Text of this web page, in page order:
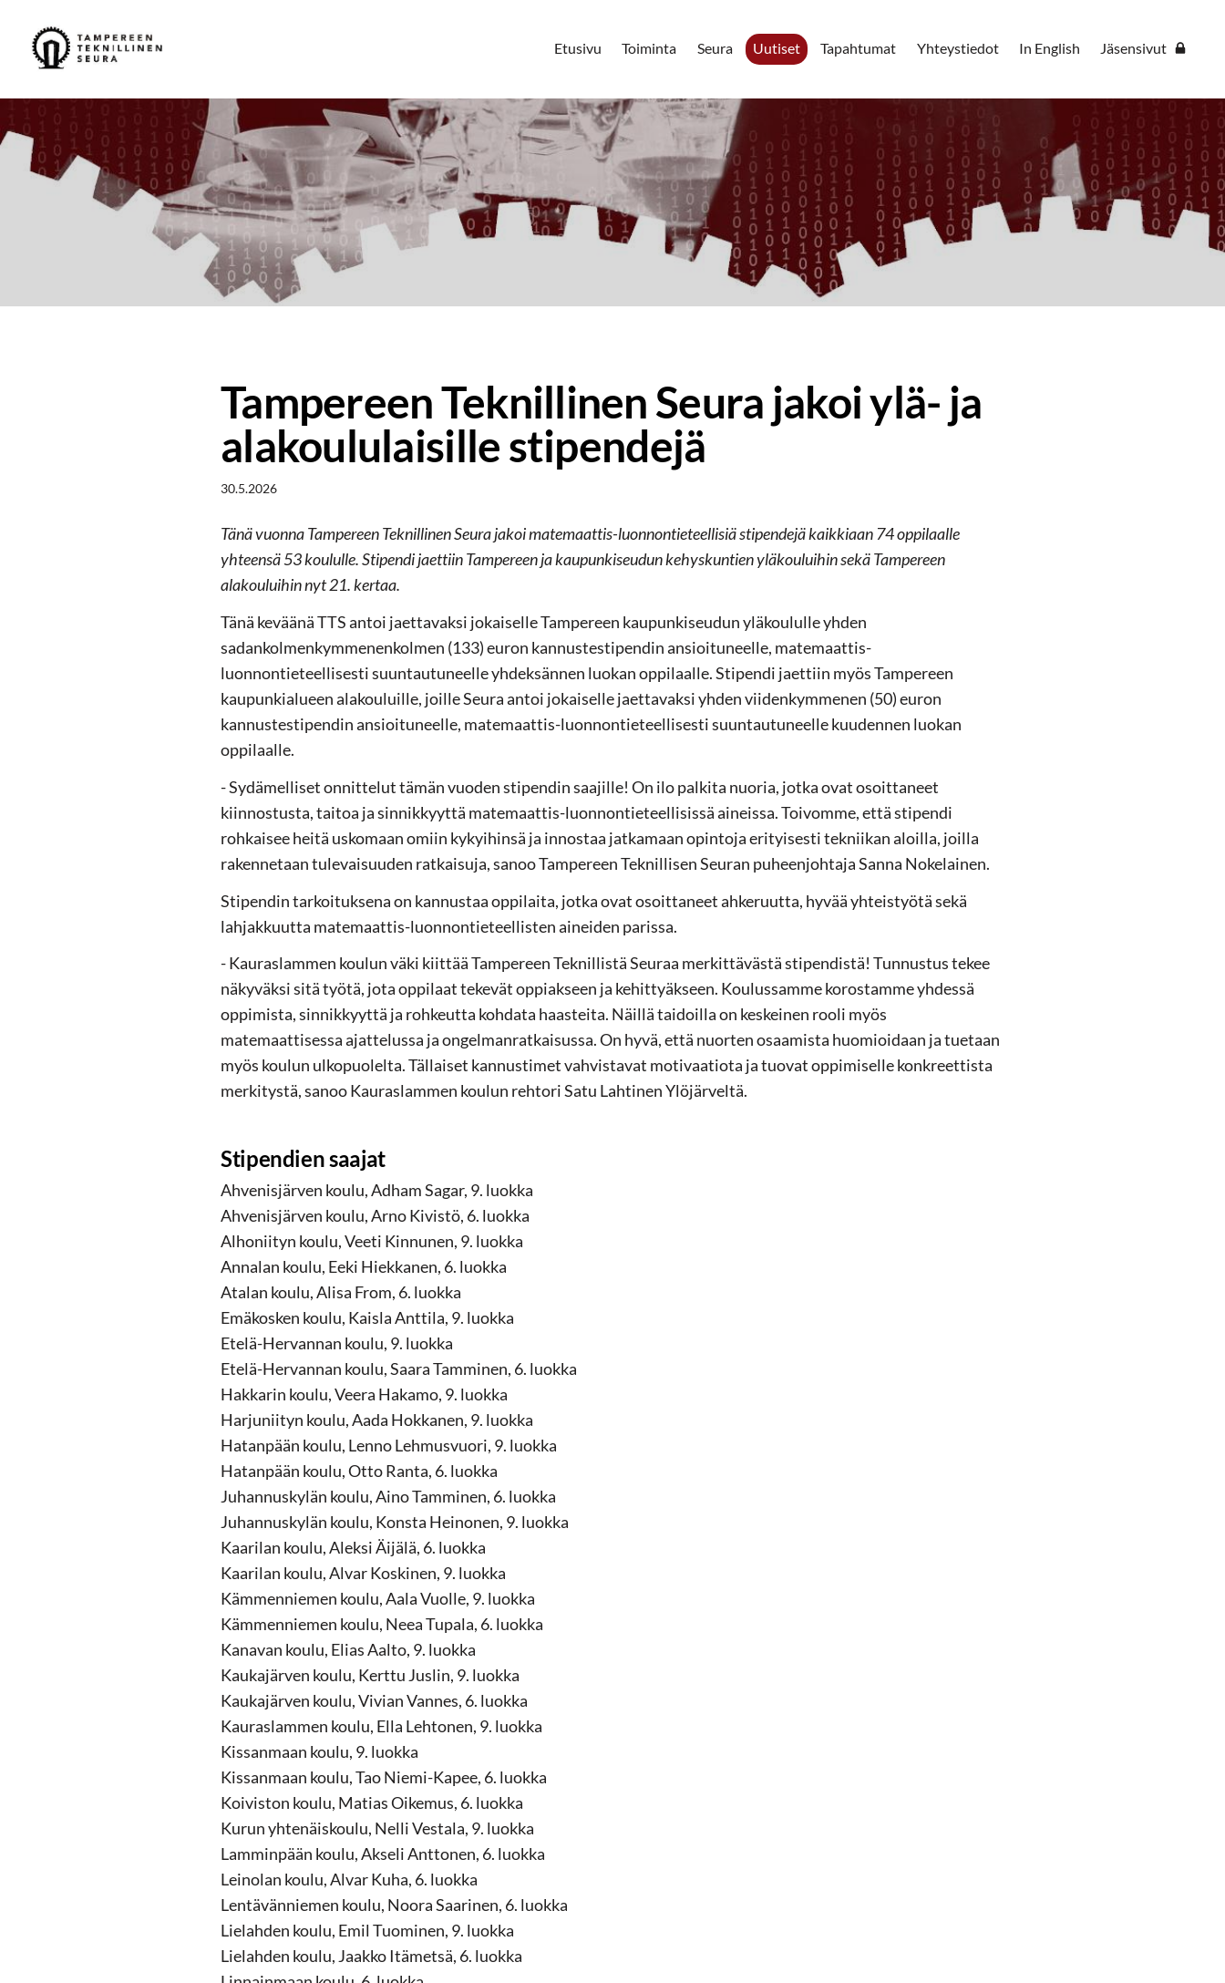
Siirry
sivun
sisältöön
Tampereen Teknillinen Seura ry Etusivu Toiminta Seura Uutiset Tapahtumat Yhteystiedot In English Jäsensivut
Tampereen Teknillinen Seura jakoi ylä- ja
alakoululaisille stipendejä
30.5.2026
Tänä vuonna Tampereen Teknillinen Seura jakoi matemaattis-luonnontieteellisiä stipendejä kaikkiaan 74 oppilaalle
yhteensä 53 koululle. Stipendi jaettiin Tampereen ja kaupunkiseudun kehyskuntien yläkouluihin sekä Tampereen
alakouluihin nyt 21. kertaa.
Tänä keväänä TTS antoi jaettavaksi jokaiselle Tampereen kaupunkiseudun yläkoululle yhden
sadankolmenkymmenenkolmen (133) euron kannustestipendin ansioituneelle, matemaattis-
luonnontieteellisesti suuntautuneelle yhdeksännen luokan oppilaalle. Stipendi jaettiin myös Tampereen
kaupunkialueen alakouluille, joille Seura antoi jokaiselle jaettavaksi yhden viidenkymmenen (50) euron
kannustestipendin ansioituneelle, matemaattis-luonnontieteellisesti suuntautuneelle kuudennen luokan
oppilaalle.
- Sydämelliset onnittelut tämän vuoden stipendin saajille! On ilo palkita nuoria, jotka ovat osoittaneet
kiinnostusta, taitoa ja sinnikkyyttä matemaattis-luonnontieteellisissä aineissa. Toivomme, että stipendi
rohkaisee heitä uskomaan omiin kykyihinsä ja innostaa jatkamaan opintoja erityisesti tekniikan aloilla, joilla
rakennetaan tulevaisuuden ratkaisuja, sanoo Tampereen Teknillisen Seuran puheenjohtaja Sanna Nokelainen.
Stipendin tarkoituksena on kannustaa oppilaita, jotka ovat osoittaneet ahkeruutta, hyvää yhteistyötä sekä
lahjakkuutta matemaattis-luonnontieteellisten aineiden parissa.
- Kauraslammen koulun väki kiittää Tampereen Teknillistä Seuraa merkittävästä stipendistä! Tunnustus tekee
näkyväksi sitä työtä, jota oppilaat tekevät oppiakseen ja kehittyäkseen. Koulussamme korostamme yhdessä
oppimista, sinnikkyyttä ja rohkeutta kohdata haasteita. Näillä taidoilla on keskeinen rooli myös
matemaattisessa ajattelussa ja ongelmanratkaisussa. On hyvä, että nuorten osaamista huomioidaan ja tuetaan
myös koulun ulkopuolelta. Tällaiset kannustimet vahvistavat motivaatiota ja tuovat oppimiselle konkreettista
merkitystä, sanoo Kauraslammen koulun rehtori Satu Lahtinen Ylöjärveltä.
Stipendien saajat
Ahvenisjärven koulu, Adham Sagar, 9. luokka
Ahvenisjärven koulu, Arno Kivistö, 6. luokka
Alhoniityn koulu, Veeti Kinnunen, 9. luokka
Annalan koulu, Eeki Hiekkanen, 6. luokka
Atalan koulu, Alisa From, 6. luokka
Emäkosken koulu, Kaisla Anttila, 9. luokka
Etelä-Hervannan koulu, 9. luokka
Etelä-Hervannan koulu, Saara Tamminen, 6. luokka
Hakkarin koulu, Veera Hakamo, 9. luokka
Harjuniityn koulu, Aada Hokkanen, 9. luokka
Hatanpään koulu, Lenno Lehmusvuori, 9. luokka
Hatanpään koulu, Otto Ranta, 6. luokka
Juhannuskylän koulu, Aino Tamminen, 6. luokka
Juhannuskylän koulu, Konsta Heinonen, 9. luokka
Kaarilan koulu, Aleksi Äijälä, 6. luokka
Kaarilan koulu, Alvar Koskinen, 9. luokka
Kämmenniemen koulu, Aala Vuolle, 9. luokka
Kämmenniemen koulu, Neea Tupala, 6. luokka
Kanavan koulu, Elias Aalto, 9. luokka
Kaukajärven koulu, Kerttu Juslin, 9. luokka
Kaukajärven koulu, Vivian Vannes, 6. luokka
Kauraslammen koulu, Ella Lehtonen, 9. luokka
Kissanmaan koulu, 9. luokka
Kissanmaan koulu, Tao Niemi-Kapee, 6. luokka
Koiviston koulu, Matias Oikemus, 6. luokka
Kurun yhtenäiskoulu, Nelli Vestala, 9. luokka
Lamminpään koulu, Akseli Anttonen, 6. luokka
Leinolan koulu, Alvar Kuha, 6. luokka
Lentävänniemen koulu, Noora Saarinen, 6. luokka
Lielahden koulu, Emil Tuominen, 9. luokka
Lielahden koulu, Jaakko Itämetsä, 6. luokka